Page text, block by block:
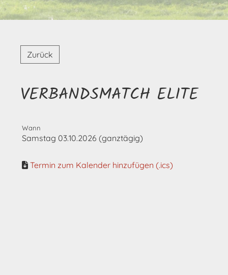
Zurück
VERBANDSMATCH ELITE
Wann
Samstag 03.10.2026 (ganztägig)
Termin zum Kalender hinzufügen (.ics)